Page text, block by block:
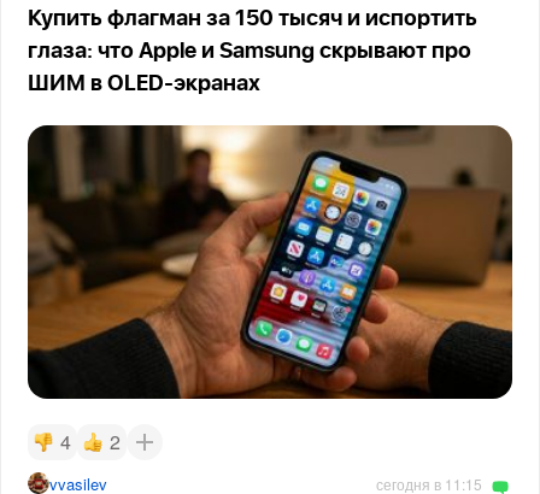
Купить флагман за 150 тысяч и испортить
глаза: что Apple и Samsung скрывают про
ШИМ в OLED-экранах
4 2
vvasilev сегодня в 11:15